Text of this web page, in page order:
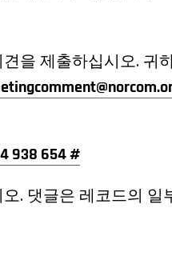
을 제출하십시오. 귀
938 654 #
. 댓글은 레코드의 일